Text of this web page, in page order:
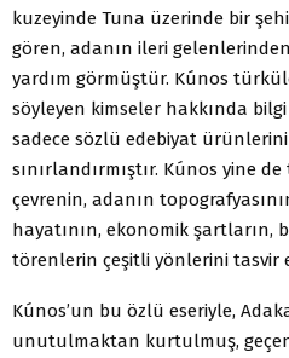
kuzeyinde Tuna üzerinde bir
gören, adanın ileri
yardım görmüştür. Kúnos
söyleyen kimseler hakkında bilgi
sadece sözlü edebiyat
sınırlandırmıştır. Kúnos yine
çevrenin, adanın
hayatının, ekonomik şartların,
törenlerin çeşitli yönlerini tasvir
Kúnos’un bu özlü eseriyle,
unutulmaktan kurtulmuş,